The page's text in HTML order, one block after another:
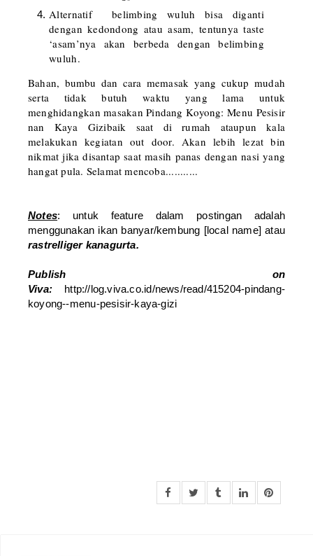
Alternatif belimbing wuluh bisa diganti
dengan kedondong atau asam, tentunya taste
‘asam’nya akan berbeda dengan belimbing
wuluh.
Bahan, bumbu dan cara memasak yang cukup mudah
serta tidak butuh waktu yang lama untuk
menghidangkan masakan Pindang Koyong: Menu Pesisir
nan Kaya Gizibaik saat di rumah ataupun kala
melakukan kegiatan out door. Akan lebih lezat bin
nikmat jika disantap saat masih panas dengan nasi yang
hangat pula. Selamat mencoba...........
Notes: untuk feature dalam postingan adalah
menggunakan ikan banyar/kembung [local name] atau
rastrelliger kanagurta.
Publish on
Viva: http://log.viva.co.id/news/read/415204-pindang-
koyong--menu-pesisir-kaya-gizi